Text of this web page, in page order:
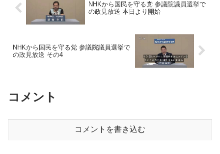
NHKから国民を守る党 参議院議員選挙で
の政見放送 本日より開始
NHKから国民を守る党 参議院議員選挙で
の政見放送 その4
コメント
コメントを書き込む